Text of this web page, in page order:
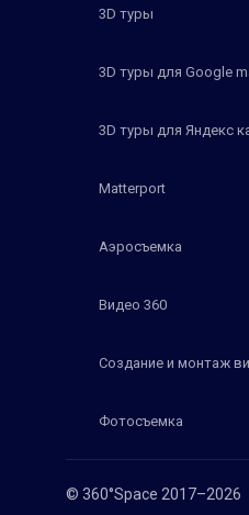
© 360°Space 2017–2026
3D туры
3D туры для Google
3D туры для Яндекс
Matterport
Аэросъемка
Видео 360
Создание и монтаж
Фотосъемка